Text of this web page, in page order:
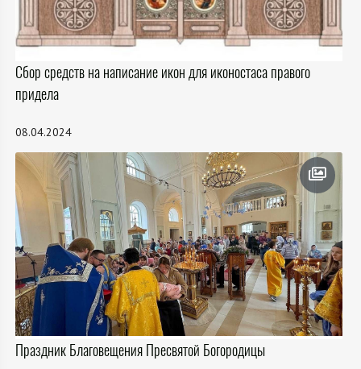
Сбор средств на написание икон для иконостаса правого
придела
08.04.2024
Праздник Благовещения Пресвятой Богородицы